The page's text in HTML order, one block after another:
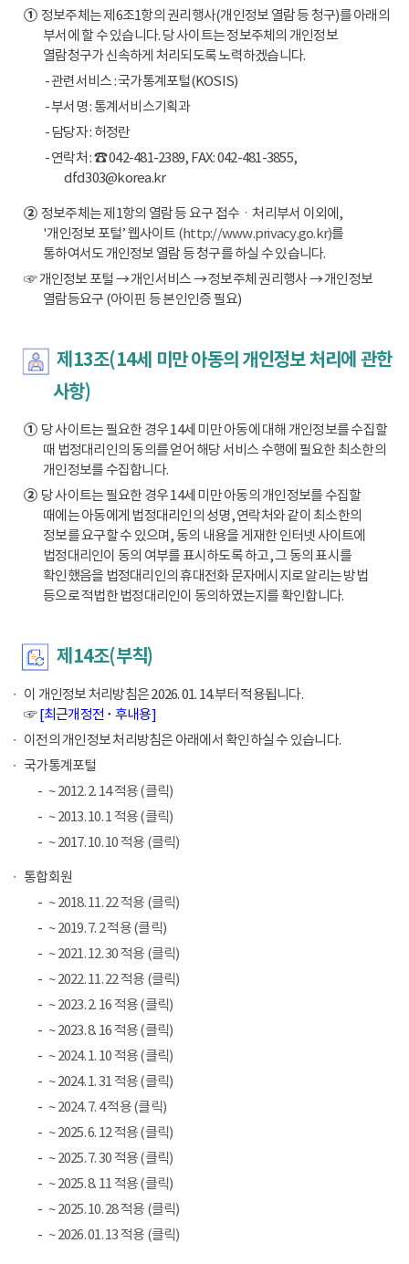
①정보주체는 제6조1항의 권리행사(개인정보 열람 등 청구)를 아래의
부서에 할 수 있습니다. 당 사이트는 정보주체의 개인정보
열람청구가 신속하게 처리되도록 노력하겠습니다.
- 관련서비스 : 국가통계포털(KOSIS)
- 부서명 : 통계서비스기획과
- 담당자 : 허정란
- 연락처 : ☎ 042-481-2389, FAX: 042-481-3855,
dfd303@korea.kr
②정보주체는 제1항의 열람 등 요구 접수ㆍ처리부서 이외에,
'개인정보 포털’ 웹사이트 (http://www.privacy.go.kr)를
통하여서도 개인정보 열람 등 청구를 하실 수 있습니다.
☞ 개인정보 포털 → 개인서비스 → 정보주체 권리행사 → 개인정보
열람등요구 (아이핀 등 본인인증 필요)
제13조(14세 미만 아동의 개인정보 처리에 관한
사항)
①당 사이트는 필요한 경우 14세 미만 아동에 대해 개인정보를 수집할
때 법정대리인의 동의를 얻어 해당 서비스 수행에 필요한 최소한의
개인정보를 수집합니다.
②당 사이트는 필요한 경우 14세 미만 아동의 개인정보를 수집할
때에는 아동에게 법정대리인의 성명, 연락처와 같이 최소한의
정보를 요구할 수 있으며, 동의 내용을 게재한 인터넷 사이트에
법정대리인이 동의 여부를 표시하도록 하고, 그 동의 표시를
확인했음을 법정대리인의 휴대전화 문자메시지로 알리는 방법
등으로 적법한 법정대리인이 동의하였는지를 확인합니다.
제14조(부칙)
이 개인정보 처리방침은 2026. 01. 14.부터 적용됩니다.
☞[최근개정전 ･ 후내용]
이전의 개인정보 처리방침은 아래에서 확인하실 수 있습니다.
국가통계포털
~ 2012. 2. 14 적용 (클릭)
~ 2013. 10. 1 적용 (클릭)
~ 2017. 10. 10 적용 (클릭)
통합회원
~ 2018. 11. 22 적용 (클릭)
~ 2019. 7. 2 적용 (클릭)
~ 2021. 12. 30 적용 (클릭)
~ 2022. 11. 22 적용 (클릭)
~ 2023. 2. 16 적용 (클릭)
~ 2023. 8. 16 적용 (클릭)
~ 2024. 1. 10 적용 (클릭)
~ 2024. 1. 31 적용 (클릭)
~ 2024. 7. 4 적용 (클릭)
~ 2025. 6. 12 적용 (클릭)
~ 2025. 7. 30 적용 (클릭)
~ 2025. 8. 11 적용 (클릭)
~ 2025. 10. 28 적용 (클릭)
~ 2026. 01. 13 적용 (클릭)